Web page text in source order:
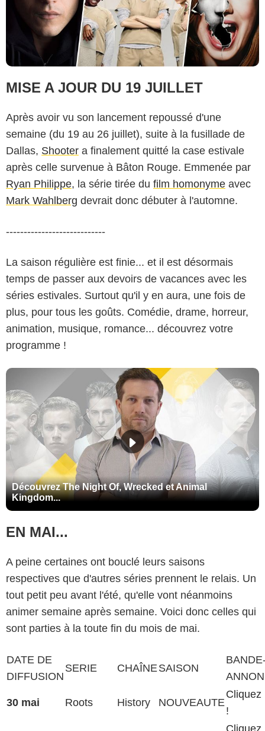
MISE A JOUR DU 19 JUILLET
Après avoir vu son lancement repoussé d'une
semaine (du 19 au 26 juillet), suite à la fusillade de
Dallas, Shooter a finalement quitté la case estivale
après celle survenue à Bâton Rouge. Emmenée par
Ryan Philippe, la série tirée du film homonyme avec
Mark Wahlberg devrait donc débuter à l'automne.
----------------------------
La saison régulière est finie... et il est désormais
temps de passer aux devoirs de vacances avec les
séries estivales. Surtout qu'il y en aura, une fois de
plus, pour tous les goûts. Comédie, drame, horreur,
animation, musique, romance... découvrez votre
programme !
Découvrez The Night Of, Wrecked et Animal
Kingdom...
EN MAI...
A peine certaines ont bouclé leurs saisons
respectives que d'autres séries prennent le relais. Un
tout petit peu avant l'été, qu'elle vont néanmoins
animer semaine après semaine. Voici donc celles qui
sont parties à la toute fin du mois de mai.
DATE DE
DIFFUSION
SERIE CHAÎNE SAISON
30 mai Roots History NOUVEAUTE
Cliquez
!
Cliquez